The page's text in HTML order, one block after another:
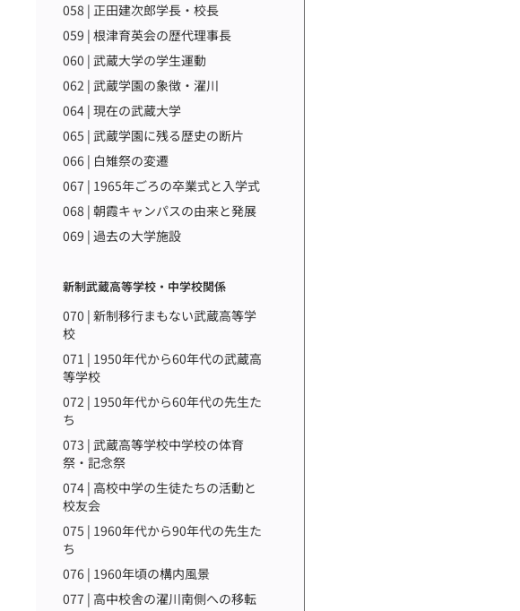
058 | 正田建次郎学長・校長
059 | 根津育英会の歴代理事長
060 | 武蔵大学の学生運動
062 | 武蔵学園の象徴・濯川
064 | 現在の武蔵大学
065 | 武蔵学園に残る歴史の断片
066 | 白雉祭の変遷
067 | 1965年ごろの卒業式と入学式
068 | 朝霞キャンパスの由来と発展
069 | 過去の大学施設
新制武蔵高等学校・中学校関係
070 | 新制移行まもない武蔵高等学
校
071 | 1950年代から60年代の武蔵高
等学校
072 | 1950年代から60年代の先生た
ち
073 | 武蔵高等学校中学校の体育
祭・記念祭
074 | 高校中学の生徒たちの活動と
校友会
075 | 1960年代から90年代の先生た
ち
076 | 1960年頃の構内風景
077 | 高中校舎の濯川南側への移転